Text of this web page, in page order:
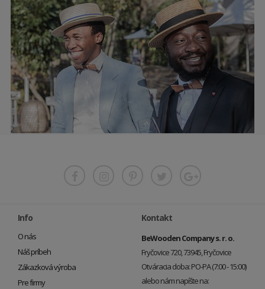
Info
O nás
Náš príbeh
Zákazková výroba
Pre firmy
Kontakt
BeWooden Company s. r. o.
Fryčovice 720, 73945, Fryčovice
Otváracia doba: PO-PA (7:00 - 15:00)
alebo nám napíšte na: